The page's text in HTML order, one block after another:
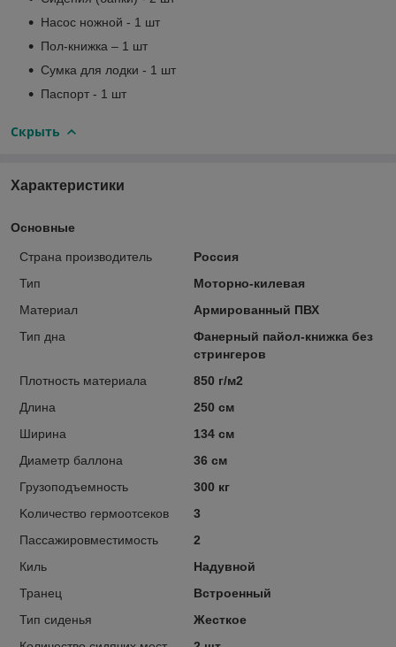
Насос ножной - 1 шт
Пол-книжка – 1 шт
Сумка для лодки - 1 шт
Паспорт - 1 шт
Скрыть
Характеристики
Основные
Страна производитель
Россия
Тип
Моторно-килевая
Материал
Армированный ПВХ
Тип дна
Фанерный пайол-книжка без
стрингеров
Плотность материала
850 г/м2
Длина
250 см
Ширина
134 см
Диаметр баллона
36 см
Грузоподъемность
300 кг
Kоличество гермоотсеков
3
Пассажировместимость
2
Киль
Надувной
Транец
Встроенный
Тип сиденья
Жесткое